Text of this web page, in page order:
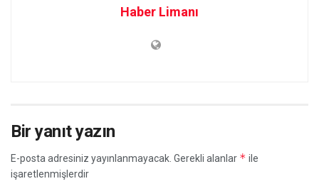
Haber Limanı
Bir yanıt yazın
E-posta adresiniz yayınlanmayacak. Gerekli alanlar * ile
işaretlenmişlerdir